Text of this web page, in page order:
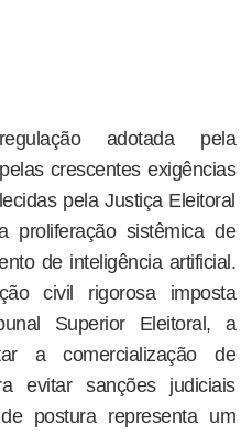
adotada pela
crescentes exigências
pela Justiça Eleitoral
proliferação sistêmica de
de inteligência artificial.
civil rigorosa imposta
Superior Eleitoral, a
a comercialização de
evitar sanções judiciais
postura representa um